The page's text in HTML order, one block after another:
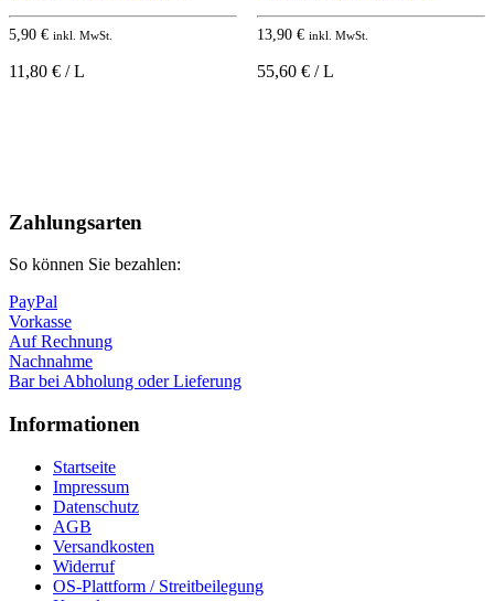
5,90 € inkl. MwSt.
11,80 € / L
13,90 € inkl. MwSt.
55,60 € / L
oben
Zahlungsarten
So können Sie bezahlen:
PayPal
Vorkasse
Auf Rechnung
Nachnahme
Bar bei Abholung oder Lieferung
Informationen
Startseite
Impressum
Datenschutz
AGB
Versandkosten
Widerruf
OS-Plattform / Streitbeilegung